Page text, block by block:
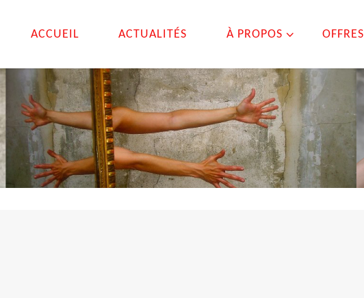
ACCUEIL ACTUALITÉS À PROPOS OFFRES